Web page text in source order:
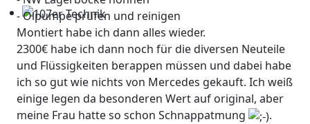
107er Technik
- Ölpumpe prüfen und reinigen
Montiert habe ich dann alles wieder.
2300€ habe ich dann noch für die diversen Neuteile
und Flüssigkeiten berappen müssen und dabei habe
ich so gut wie nichts von Mercedes gekauft. Ich weiß
einige legen da besonderen Wert auf original, aber
meine Frau hatte so schon Schnappatmung
.